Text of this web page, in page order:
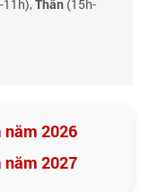
11h),Thân (15h-
2026
2027